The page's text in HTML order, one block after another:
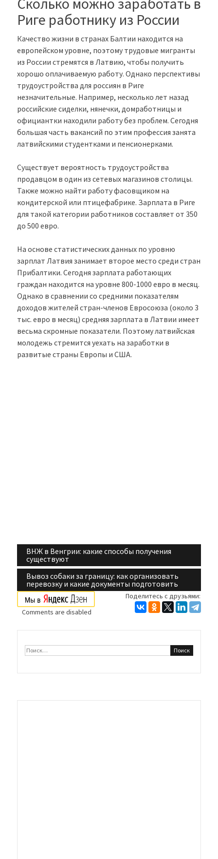
Риге работнику из России
Качество жизни в странах Балтии находится на
европейском уровне, поэтому трудовые мигранты
из России стремятся в Латвию, чтобы получить
хорошо оплачиваемую работу. Однако перспективы
трудоустройства для россиян в Риге
незначительные. Например, несколько лет назад
российские сиделки, нянечки, домработницы и
официантки находили работу без проблем. Сегодня
большая часть вакансий по этим профессия занята
латвийскими студентками и пенсионерками.
Существует вероятность трудоустройства
продавцом в один из сетевых магазинов столицы.
Также можно найти работу фасовщиком на
кондитерской или птицефабрике. Зарплата в Риге
для такой категории работников составляет от 350
до 500 евро.
На основе статистических данных по уровню
зарплат Латвия занимает второе место среди стран
Прибалтики. Сегодня зарплата работающих
граждан находится на уровне 800-1000 евро в месяц.
Однако в сравнении со средними показателям
доходов жителей стран-членов Евросоюза (около 3
тыс. евро в месяц) средняя зарплата в Латвии имеет
весьма скромные показатели. Поэтому латвийская
молодежь стремится уехать на заработки в
развитые страны Европы и США.
Навигация
по
записям
ВНЖ в Венгрии: какие способы получения
существуют
Вывоз собаки за границу: как организовать
перевозку и какие документы подготовить
Поделитесь с друзьями:
Comments are disabled
Найти: